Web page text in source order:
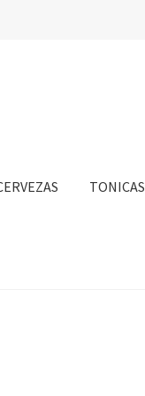
TONICAS